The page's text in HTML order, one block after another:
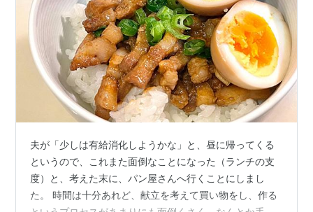
夫が「少しは有給消化しようかな」と、昼に帰ってくる
というので、これまた面倒なことになった（ランチの支
度）と、考えた末に、パン屋さんへ行くことにしまし
た。 時間は十分あれど、献立を考えて買い物をし、作る